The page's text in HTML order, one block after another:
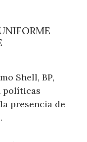
Shell, BP,
políticas
presencia de